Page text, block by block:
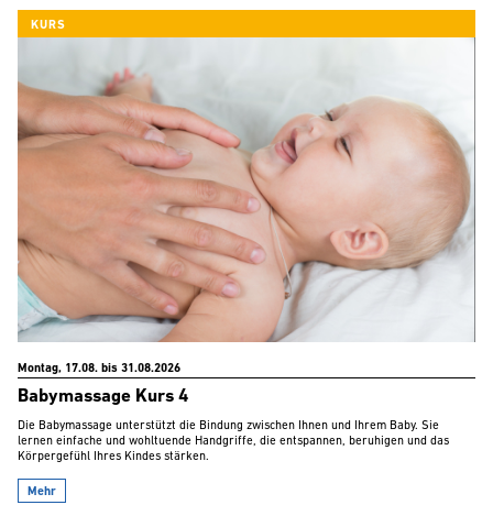
KURS
Montag, 17.08. bis 31.08.2026
Babymassage Kurs 4
Die Babymassage unterstützt die Bindung zwischen Ihnen und Ihrem Baby. Sie
lernen einfache und wohltuende Handgriffe, die entspannen, beruhigen und das
Körpergefühl Ihres Kindes stärken.
Mehr